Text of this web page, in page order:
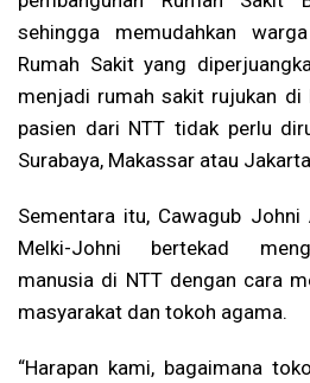
sehingga memudahkan
Rumah Sakit yang
menjadi rumah sakit rujukan di
pasien dari NTT tidak perlu
Surabaya, Makassar atau
Sementara itu, Cawagub Johni
Melki-Johni bertekad
manusia di NTT dengan cara
masyarakat dan tokoh agama.
“Harapan kami, bagaimana